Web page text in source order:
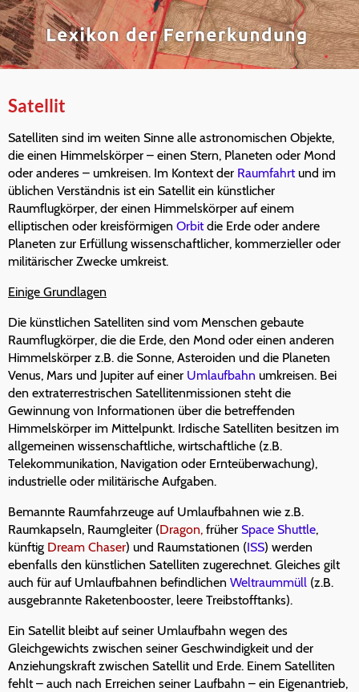
Satellit
Satelliten sind im weiten Sinne alle astronomischen Objekte,
die einen Himmelskörper – einen Stern, Planeten oder Mond
oder anderes – umkreisen. Im Kontext der Raumfahrtund im
üblichen Verständnis ist ein Satellit ein künstlicher
Raumflugkörper, der einen Himmelskörper auf einem
elliptischen oder kreisförmigen Orbitdie Erde oder andere
Planeten zur Erfüllung wissenschaftlicher, kommerzieller oder
militärischer Zwecke umkreist.
Einige Grundlagen
Die künstlichen Satelliten sind vom Menschen gebaute
Raumflugkörper, die die Erde, den Mond oder einen anderen
Himmelskörper z.B. die Sonne, Asteroiden und die Planeten
Venus, Mars und Jupiter auf einer Umlaufbahn umkreisen. Bei
den extraterrestrischen Satellitenmissionen steht die
Gewinnung von Informationen über die betreffenden
Himmelskörper im Mittelpunkt. Irdische Satelliten besitzen im
allgemeinen wissenschaftliche, wirtschaftliche (z.B.
Telekommunikation, Navigation oder Ernteüberwachung),
industrielle oder militärische Aufgaben.
Bemannte Raumfahrzeuge auf Umlaufbahnen wie z.B.
Raumkapseln, Raumgleiter (Dragon, früher Space Shuttle,
künftig Dream Chaser) und Raumstationen (ISS) werden
ebenfalls den künstlichen Satelliten zugerechnet. Gleiches gilt
auch für auf Umlaufbahnen befindlichen Weltraummüll (z.B.
ausgebrannte Raketenbooster, leere Treibstofftanks).
Ein Satellit bleibt auf seiner Umlaufbahn wegen des
Gleichgewichts zwischen seiner Geschwindigkeit und der
Anziehungskraft zwischen Satellit und Erde. Einem Satelliten
fehlt – auch nach Erreichen seiner Laufbahn – ein Eigenantrieb,